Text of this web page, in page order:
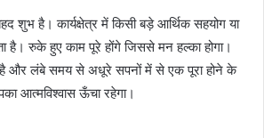
शुभ है। कार्यक्षेत्र में किसी बड़े आर्थिक सहयोग या
है। रुके हुए काम पूरे होंगे जिससे मन हल्का होगा।
है और लंबे समय से अधूरे सपनों में से एक पूरा होने के
ऊँचा रहेगा।